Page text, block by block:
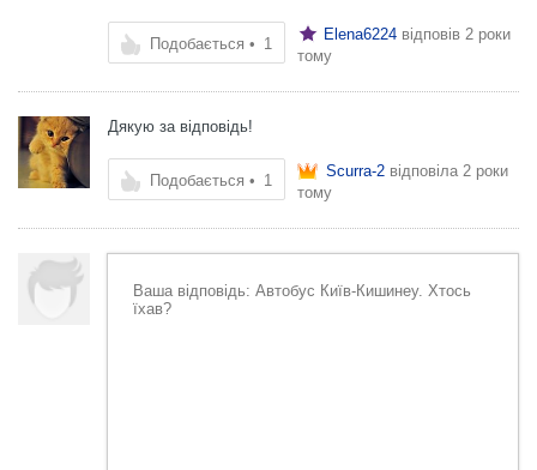
Подобається • 1
Elena6224 відповів 2 роки
тому
Дякую за відповідь!
Подобається • 1
Scurra-2 відповіла 2 роки
тому